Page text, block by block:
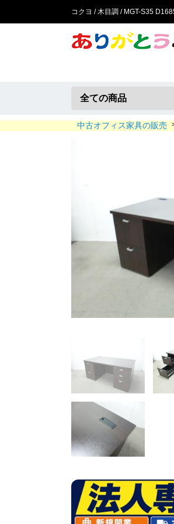
コクヨ / 木目調 / MGT-S35
中古オフィス家具の販売